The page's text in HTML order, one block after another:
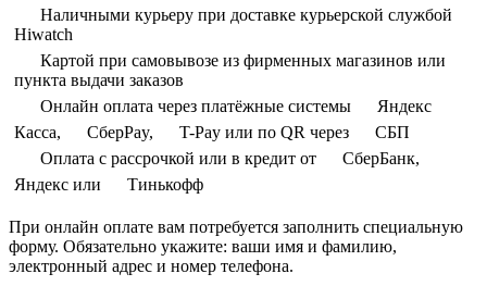
Наличными курьеру при доставке курьерской службой
Hiwatch
Картой при самовывозе из фирменных магазинов или
пункта выдачи заказов
Онлайн оплата через платёжные системы
Яндекс
Касса,
СберPay, T-Pay или по QR через
СБП
Оплата с рассрочкой или в кредит от
СберБанк,
Яндекс или
Тинькофф
При онлайн оплате вам потребуется заполнить специальную
форму. Обязательно укажите: ваши имя и фамилию,
электронный адрес и номер телефона.